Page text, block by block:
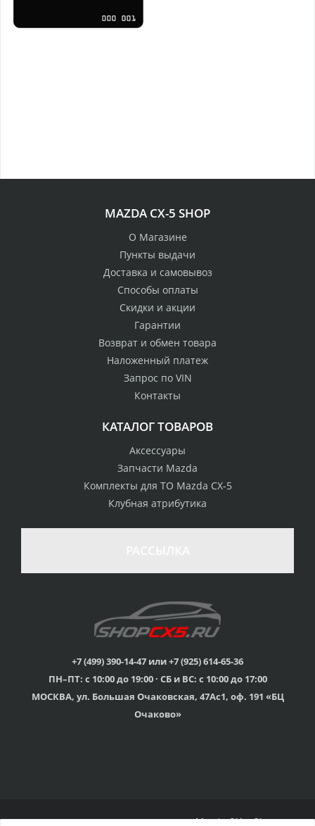
неудовлетворенности
Гарантия качества
Различные способы
Вы можете выбрать
Профессиональная
консультация
обладателям клубных
MAZDA CX-5 SHOP
О Магазине
Пункты выдачи
Доставка и самовывоз
Способы оплаты
Скидки и акции
Гарантии
Возврат и обмен товара
Наложенный платеж
Запрос по VIN
Контакты
КАТАЛОГ ТОВАРОВ
Аксессуары
Запчасти Mazda
Комплекты для ТО Mazda CX-5
Клубная атрибутика
+7 (499) 390-14-47 или +7 (925) 614-65-36
ПН–ПТ: с 10:00 до 19:00 · СБ и ВС: с 10:00 до 17:00
МОСКВА, ул. Большая Очаковская, 47Ас1, оф. 191 «БЦ
Очаково»
© 2015г-2025г., Клубный магазин Mazda CX-5 Shop